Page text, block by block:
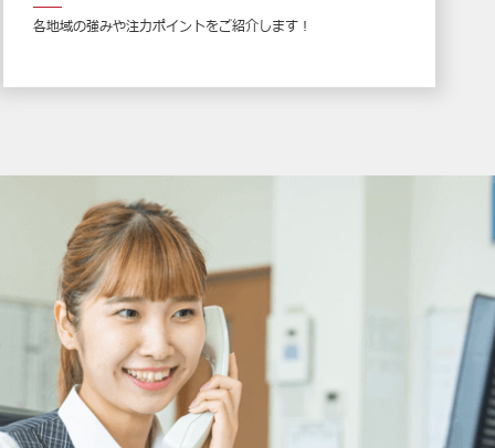
各地域の強みや注力ポイントをご紹介します！